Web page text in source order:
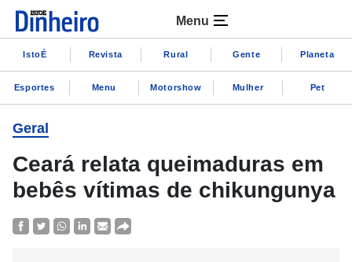
Menu
IstoÉ Revista Rural Gente Planeta
Esportes Menu Motorshow Mulher Pet
Geral
Ceará relata queimaduras em
bebês vítimas de chikungunya